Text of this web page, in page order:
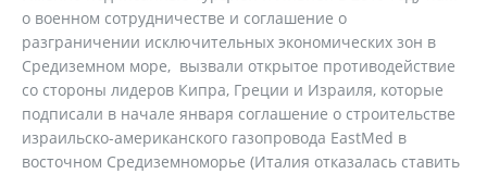
о военном сотрудничестве и соглашение о
разграничении исключительных экономических зон в
Средиземном море, вызвали открытое противодействие
со стороны лидеров Кипра, Греции и Израиля, которые
подписали в начале января соглашение о строительстве
израильско-американского газопровода EastMed в
восточном Средиземноморье (Италия отказалась ставить